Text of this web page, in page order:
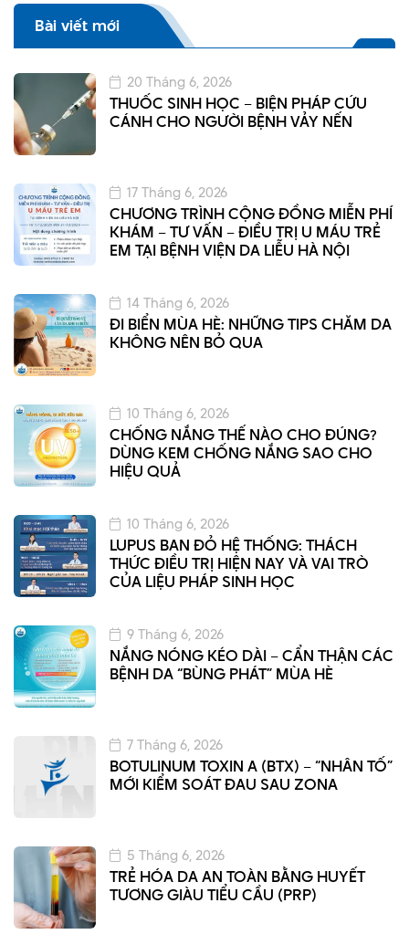
Bài viết mới
THUỐC SINH HỌC – BIỆN PHÁP CỨU
CÁNH CHO NGƯỜI BỆNH VẢY NẾN
20 Tháng 6, 2026
CHƯƠNG TRÌNH CỘNG ĐỒNG MIỄN PHÍ
KHÁM – TƯ VẤN – ĐIỀU TRỊ U MÁU TRẺ
EM TẠI BỆNH VIỆN DA LIỄU HÀ NỘI
17 Tháng 6, 2026
ĐI BIỂN MÙA HÈ: NHỮNG TIPS CHĂM DA
KHÔNG NÊN BỎ QUA
14 Tháng 6, 2026
CHỐNG NẮNG THẾ NÀO CHO ĐÚNG?
DÙNG KEM CHỐNG NẮNG SAO CHO
HIỆU QUẢ
10 Tháng 6, 2026
LUPUS BAN ĐỎ HỆ THỐNG: THÁCH
THỨC ĐIỀU TRỊ HIỆN NAY VÀ VAI TRÒ
CỦA LIỆU PHÁP SINH HỌC
10 Tháng 6, 2026
NẮNG NÓNG KÉO DÀI – CẨN THẬN CÁC
BỆNH DA “BÙNG PHÁT” MÙA HÈ
9 Tháng 6, 2026
BOTULINUM TOXIN A (BTX) – “NHÂN TỐ”
MỚI KIỂM SOÁT ĐAU SAU ZONA
7 Tháng 6, 2026
TRẺ HÓA DA AN TOÀN BẰNG HUYẾT
TƯƠNG GIÀU TIỂU CẦU (PRP)
5 Tháng 6, 2026